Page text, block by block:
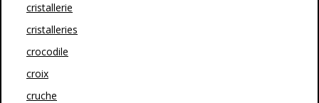
cristallerie
cristalleries
crocodile
croix
cruche